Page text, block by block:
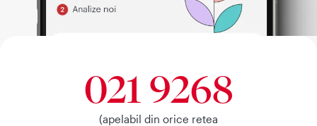
021 9268
(apelabil din orice retea